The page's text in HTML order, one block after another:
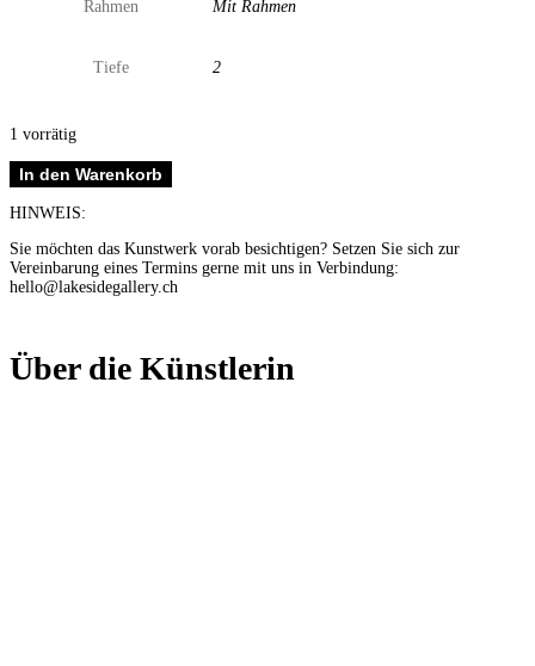
Rahmen Mit Rahmen
Tiefe 2
1 vorrätig
Mystische
Landschaft
Menge
In den Warenkorb
HINWEIS:
Sie möchten das Kunstwerk vorab besichtigen? Setzen Sie sich zur
Vereinbarung eines Termins gerne mit uns in Verbindung:
hello@lakesidegallery.ch
Über die Künstlerin